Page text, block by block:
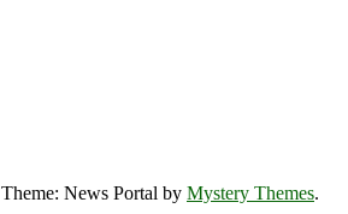
Theme: News Portal by Mystery Themes.